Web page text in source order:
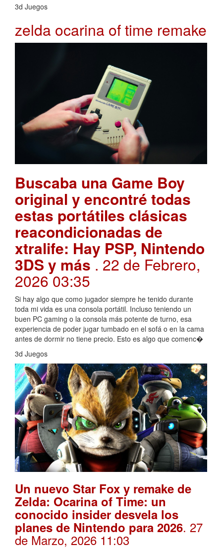
3d Juegos
zelda ocarina of time remake
Buscaba una Game Boy
original y encontré todas
estas portátiles clásicas
reacondicionadas de
xtralife: Hay PSP, Nintendo
3DS y más. 22 de Febrero,
2026 03:35
Si hay algo que como jugador siempre he tenido durante
toda mi vida es una consola portátil. Incluso teniendo un
buen PC gaming o la consola más potente de turno, esa
experiencia de poder jugar tumbado en el sofá o en la cama
antes de dormir no tiene precio. Esto es algo que comenc�
3d Juegos
Un nuevo Star Fox y remake de
Zelda: Ocarina of Time: un
conocido insider desvela los
planes de Nintendo para 2026. 27
de Marzo, 2026 11:03